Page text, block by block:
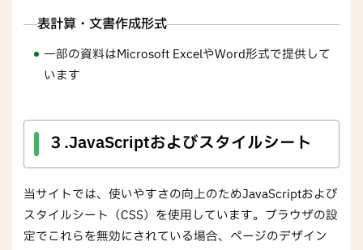
表計算・文書作成形式
一部の資料はMicrosoft ExcelやWord形式で提供して
います
３.JavaScriptおよびスタイルシート
当サイトでは、使いやすさの向上のためJavaScriptおよび
スタイルシート（CSS）を使用しています。ブラウザの設
定でこれらを無効にされている場合、ページのデザイン